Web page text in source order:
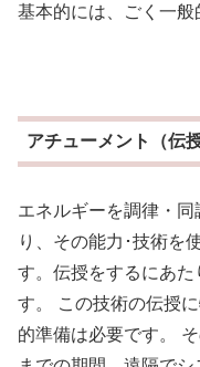
基本的には、ごく一
アチューメント（伝
エネルギーを調律・
り、その能力･技術を
す。伝授をするにあた
す。 この技術の伝授
的準備は必要です。